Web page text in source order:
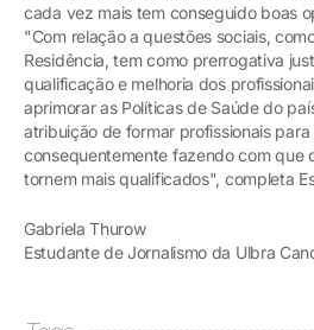
cada vez mais tem conseguido boas
"Com relação a questões sociais,
Residência, tem como prerrogativa
qualificação e melhoria dos
aprimorar as Políticas de Saúde do
atribuição de formar profissionais
consequentemente fazendo com que
tornem mais qualificados", completa
Gabriela Thurow
Estudante de Jornalismo da Ulbra